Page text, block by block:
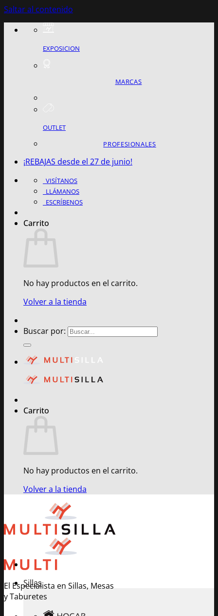
Saltar al contenido
EXPOSICION
MARCAS
OUTLET
PROFESIONALES
¡REBAJAS desde el 27 de junio!
VISÍTANOS
LLÁMANOS
ESCRÍBENOS
Carrito
No hay productos en el carrito.
Volver a la tienda
Buscar por:
Carrito
No hay productos en el carrito.
Volver a la tienda
El Especialista en Sillas, Mesas
y Taburetes
Sillas